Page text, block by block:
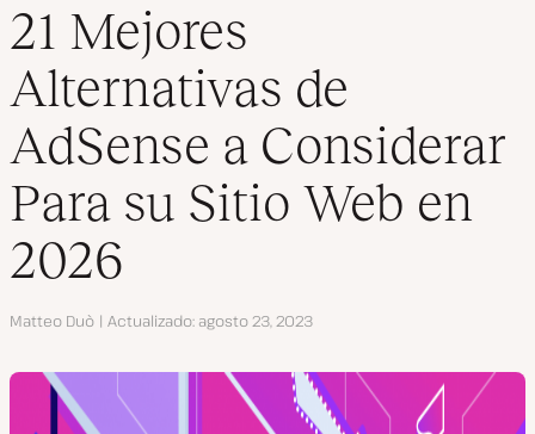
Contacto
21 Mejores
Alternativas de
AdSense a Considerar
Para su Sitio Web en
2026
Autor
Matteo Duò Actualizado agosto 23, 2023